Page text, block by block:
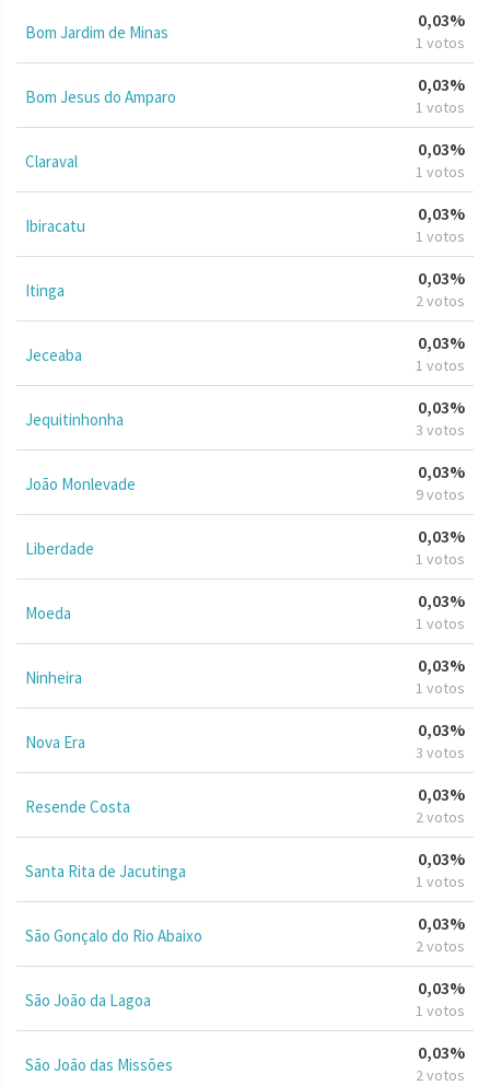
Bom Jardim de Minas
0,03%
1 votos
Bom Jesus do Amparo
0,03%
1 votos
Claraval
0,03%
1 votos
Ibiracatu
0,03%
1 votos
Itinga
0,03%
2 votos
Jeceaba
0,03%
1 votos
Jequitinhonha
0,03%
3 votos
João Monlevade
0,03%
9 votos
Liberdade
0,03%
1 votos
Moeda
0,03%
1 votos
Ninheira
0,03%
1 votos
Nova Era
0,03%
3 votos
Resende Costa
0,03%
2 votos
Santa Rita de Jacutinga
0,03%
1 votos
São Gonçalo do Rio Abaixo
0,03%
2 votos
São João da Lagoa
0,03%
1 votos
São João das Missões
0,03%
2 votos